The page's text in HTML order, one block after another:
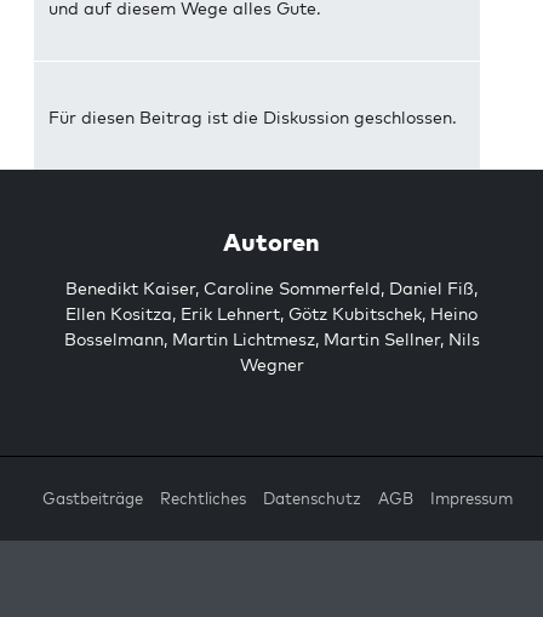
und auf diesem Wege alles Gute.
Für diesen Beitrag ist die Diskussion geschlossen.
Autoren
Benedikt Kaiser, Caroline Sommerfeld, Daniel Fiß,
Ellen Kositza, Erik Lehnert, Götz Kubitschek, Heino
Bosselmann, Martin Lichtmesz, Martin Sellner, Nils
Wegner
Gastbeiträge Rechtliches Datenschutz AGB Impressum